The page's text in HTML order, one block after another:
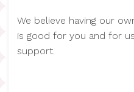
We believe having our
is good for you and for
support.